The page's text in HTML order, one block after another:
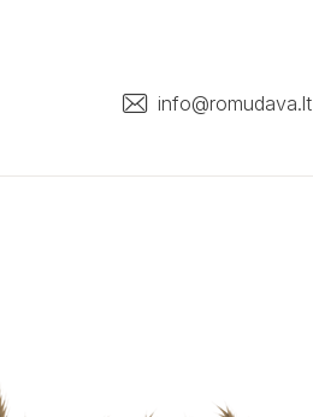
info@romudava.lt